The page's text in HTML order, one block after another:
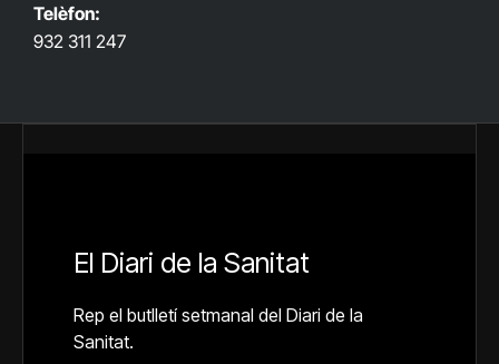
Telèfon:
932 311 247